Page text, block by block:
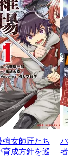
強女師匠たち
育成方針を巡
パ
者